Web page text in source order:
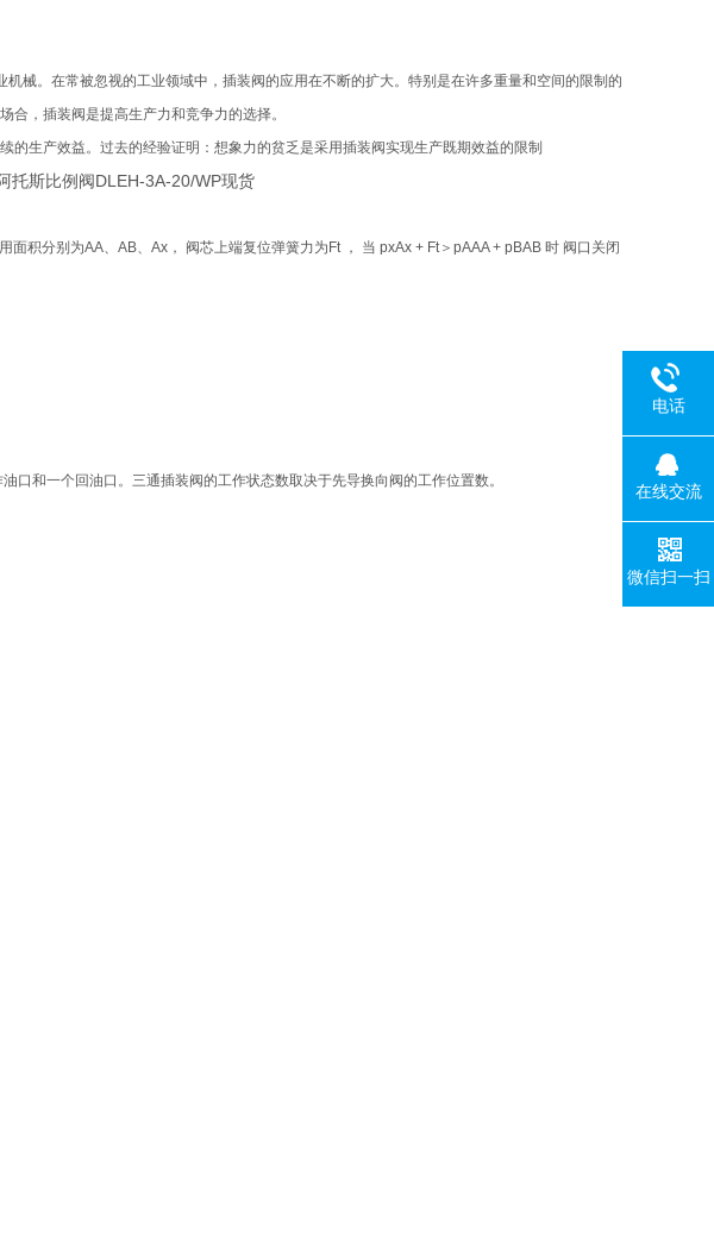
械。在常被忽视的工业领域中，插装阀的应用在不断的扩大。特别是在许多重量和空间的限制的
合，插装阀是提高生产力和竞争力的选择。
生产效益。过去的经验证明：想象力的贫乏是采用插装阀实现生产既期效益的限制
积分别为AA、AB、Ax， 阀芯上端复位弹簧力为Ft ， 当 pxAx + Ft＞pAAA + pBAB 时 阀口关闭
口和一个回油口。三通插装阀的工作状态数取决于先导换向阀的工作位置数。
电话
在线交流
微信扫一扫